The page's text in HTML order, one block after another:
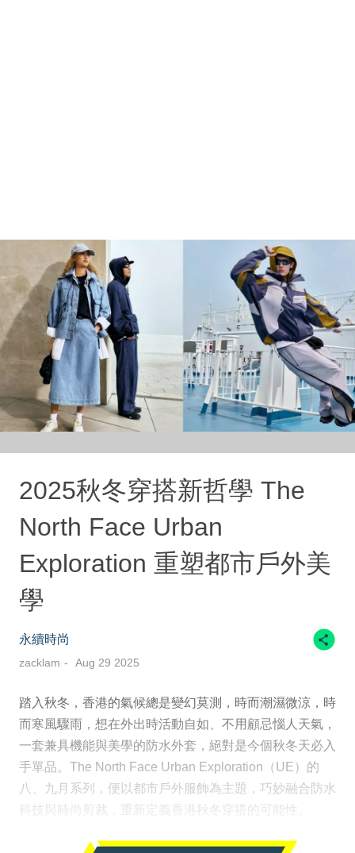
2025秋冬穿搭新哲學 The
North Face Urban
Exploration 重塑都市戶外美
學
永續時尚
zacklam Aug 29 2025
踏入秋冬，香港的氣候總是變幻莫測，時而潮濕微涼，時
而寒風驟雨，想在外出時活動自如、不用顧忌惱人天氣，
一套兼具機能與美學的防水外套，絕對是今個秋冬天必入
手單品。The North Face Urban Exploration（UE）的
八、九月系列，便以都市戶外服飾為主題，巧妙融合防水
科技與時尚剪裁，重新定義香港秋冬穿搭的可能性。